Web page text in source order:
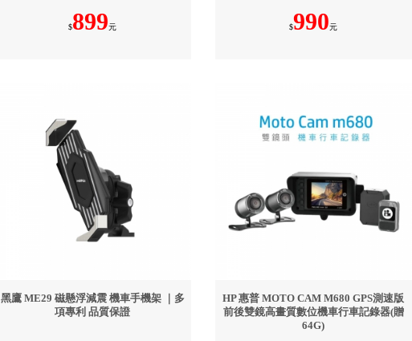
$899元 $990元
黑鷹 ME29 磁懸浮減震 機車手機架 ｜多
項專利 品質保證
HP 惠普 MOTO CAM M680 GPS測速版
前後雙鏡高畫質數位機車行車記錄器(贈
64G)